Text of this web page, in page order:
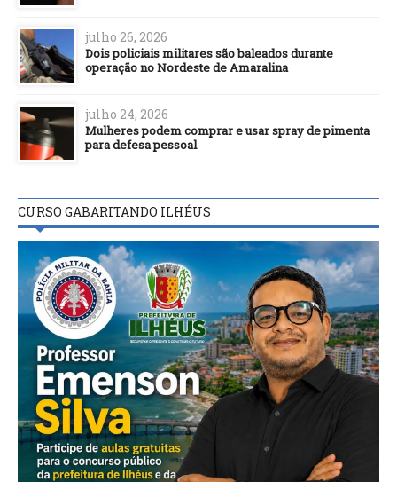
julho 26, 2026
Dois policiais militares são baleados durante
operação no Nordeste de Amaralina
julho 24, 2026
Mulheres podem comprar e usar spray de pimenta
para defesa pessoal
CURSO GABARITANDO ILHÉUS